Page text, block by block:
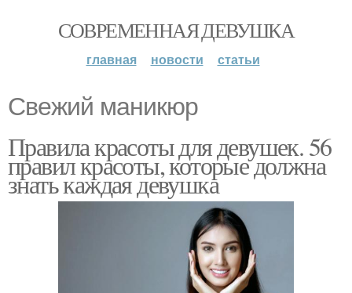
СОВРЕМЕННАЯ ДЕВУШКА
главная новости статьи
Свежий маникюр
Правила красоты для девушек. 56
правил красоты, которые должна
знать каждая девушка